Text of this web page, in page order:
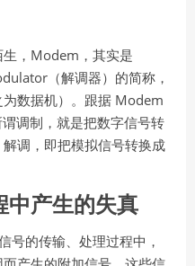
， Modem ，其实是
（解调器）的简称，
数据机）。跟据 Modem
谓调制，就是把数字信号转
调，即把模拟信号转换成
中产生的失真
号的传输、处理过程中，